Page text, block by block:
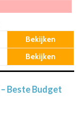
Bekijken
Bekijken
– Beste Budget